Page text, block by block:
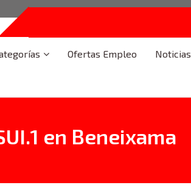
Ofertas Empleo Noticias
en Beneixama